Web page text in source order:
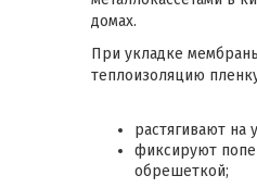
домах.
При укладке
теплоизоляцию
растягивают на
фиксируют
обрешеткой;